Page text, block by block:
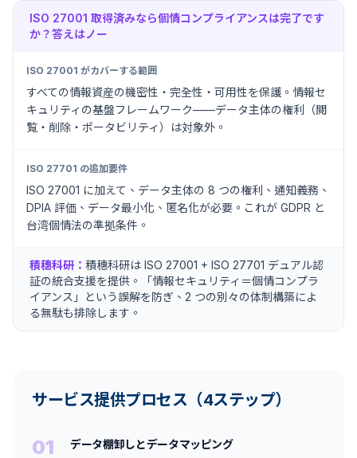
ISO 27001 取得済みなら個情コンプライアンスは完了です
か？答えはノー
ISO 27001 がカバーする範囲
すべての情報資産の機密性・完全性・可用性を保護。情報セ
キュリティの基盤フレームワーク——データ主体の権利（閲
覧・削除・ポータビリティ）は対象外。
ISO 27701 の追加要件
ISO 27001 に加えて、データ主体の 8 つの権利、通知義務、
DPIA 評価、データ最小化、匿名化が必要。これが GDPR と
台湾個情法の準拠条件。
積穗科研： 積穗科研は ISO 27001 + ISO 27701 デュアル認
証の統合支援を提供。「情報セキュリティ＝個情コンプラ
イアンス」という誤解を防ぎ、2 つの別々の体制構築によ
る無駄も排除します。
サービス提供プロセス（4ステップ）
01
データ棚卸しとデータマッピング